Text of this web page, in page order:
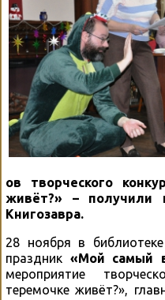
ов творческого
живёт?» – получили
Книгозавра.
28 ноября в
праздник «Мой самый
мероприятие
теремочке живёт?»,